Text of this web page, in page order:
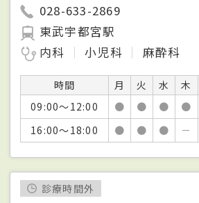
028-633-2869
東武宇都宮駅
内科
小児科 麻酔科
時間 月 火 水 木
09:00～12:00
● ● ● ●
16:00～18:00
● ● ● －
診療時間外